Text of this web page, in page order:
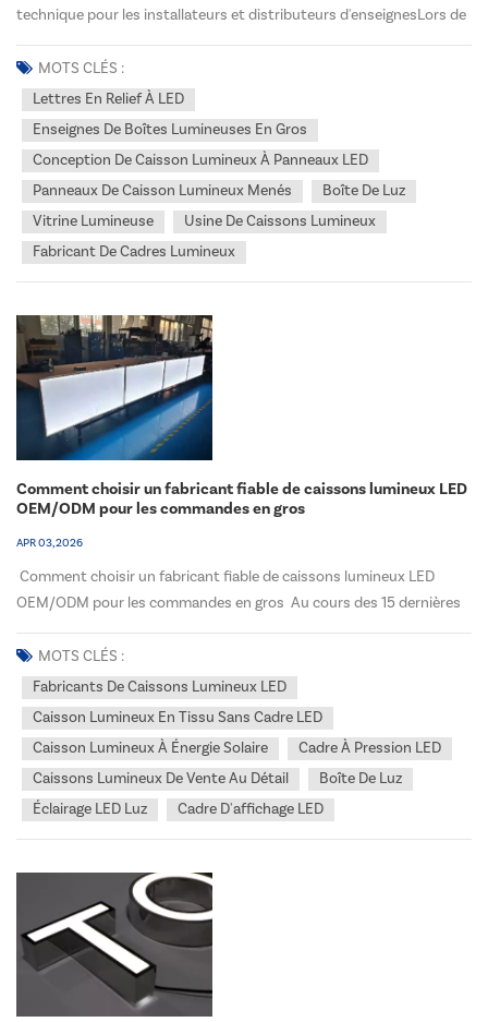
technique pour les installateurs et distributeurs d'enseignesLors de
la planification de l'installation d'une enseigne commerciale, en
particulier pour lettres en relief à LEDL'une des décisions les plus
cruciales, et pourtant souven...
MOTS CLÉS :
Lettres En Relief À LED
Enseignes De Boîtes Lumineuses En Gros
Conception De Caisson Lumineux À Panneaux LED
Panneaux De Caisson Lumineux Menés
Boîte De Luz
Vitrine Lumineuse
Usine De Caissons Lumineux
Fabricant De Cadres Lumineux
Comment choisir un fabricant fiable de caissons lumineux LED
OEM/ODM pour les commandes en gros
APR 03, 2026
Comment choisir un fabricant fiable de caissons lumineux LED
OEM/ODM pour les commandes en gros Au cours des 15 dernières
années passées à travailler aux côtés de distributeurs et
d'entrepreneurs en signalétique nord-américains, j'ai constaté
qu'une erreur se répétait sans cesse : choisir un fabri...
MOTS CLÉS :
Fabricants De Caissons Lumineux LED
Caisson Lumineux En Tissu Sans Cadre LED
Caisson Lumineux À Énergie Solaire
Cadre À Pression LED
Caissons Lumineux De Vente Au Détail
Boîte De Luz
Éclairage LED Luz
Cadre D'affichage LED